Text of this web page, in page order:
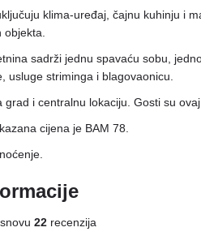
klima-uređaj, čajnu kuhinju i
sadrži jednu spavaću sobu,
usluge striminga i blagovaonicu.
i centralnu lokaciju. Gosti su
cijena je BAM 78.
22 recenzija